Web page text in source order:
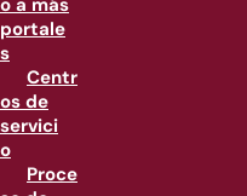
o a más
portale
s
Centr
os de
servici
o
Proce